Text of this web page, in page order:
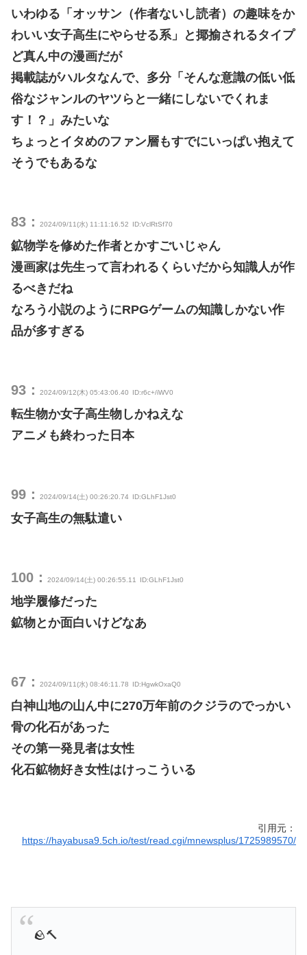
いわゆる「オッサン（作者ないし読者）の趣味をか
わいい女子高生にやらせる系」と揶揄されるタイプ
ど真ん中の漫画だが
掲載誌がハルタなんで、多分「そんな意識の低い低
俗なジャンルのヤツらと一緒にしないでくれま
す！？」みたいな
ちょっとイタめのファン層もすでにいっぱい抱えて
そうでもあるな
83： 2024/09/11(水) 11:11:16.52 ID:VclRtSf70
鉱物学を修めた作者とかすごいじゃん
漫画家は先生って言われるくらいだから知識人が作
るべきだね
なろう小説のようにRPGゲームの知識しかない作
品が多すぎる
93： 2024/09/12(木) 05:43:06.40 ID:r6c+/iWV0
転生物か女子高生物しかねえな
アニメも終わった日本
99： 2024/09/14(土) 00:26:20.74 ID:GLhF1Jst0
女子高生の無駄遣い
100： 2024/09/14(土) 00:26:55.11 ID:GLhF1Jst0
地学履修だった
鉱物とか面白いけどなあ
67： 2024/09/11(水) 08:46:11.78 ID:HgwkOxaQ0
白神山地の山ん中に270万年前のクジラのでっかい
骨の化石があった
その第一発見者は女性
化石鉱物好き女性はけっこういる
引用元：
https://hayabusa9.5ch.io/test/read.cgi/mnewsplus/1725989570/
🪨🔨